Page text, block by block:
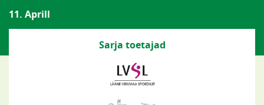
11. Aprill
Sarja toetajad